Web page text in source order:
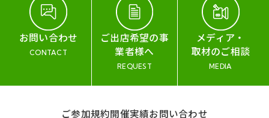
お問い合わせ
CONTACT
ご出店希望の事
業者様へ
REQUEST
メディア・
取材のご相談
MEDIA
ご参加規約開催実績お問い合わせ